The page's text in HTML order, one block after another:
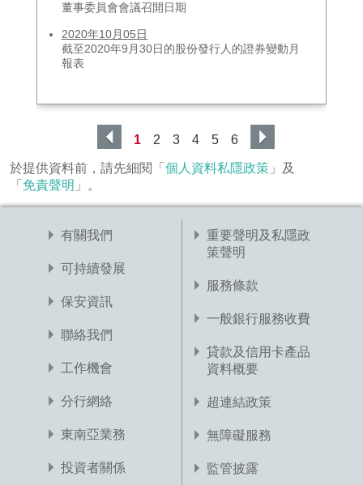
董事委員會會議召開日期
2020年10月05日
截至2020年9月30日的股份發行人的證券變動月
報表
1 2 3 4 5 6
於提供資料前，請先細閱「 個人資料私隱政策 」及
「 免責聲明 」。
有關我們
可持續發展
保安資訊
聯絡我們
工作機會
分行網絡
東南亞業務
投資者關係
重要聲明及私隱政
策聲明
服務條款
一般銀行服務收費
貸款及信用卡產品
資料概要
超連結政策
無障礙服務
監管披露